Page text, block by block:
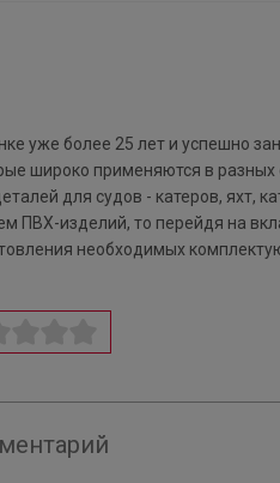
уже более 25 лет и успешно
широко применяются в разных
для судов - катеров, яхт,
изделий, то перейдя на
необходимых